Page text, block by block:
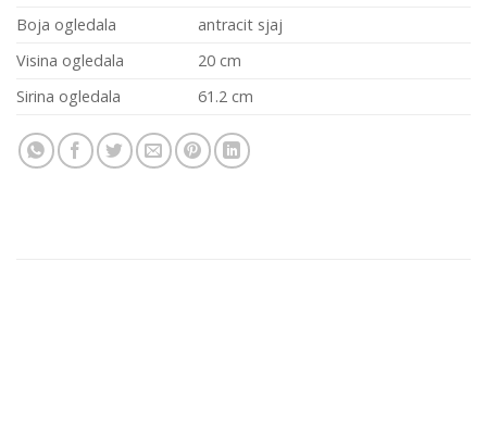
Boja ogledala
antracit sjaj
Visina ogledala
20 cm
Sirina ogledala
61.2 cm